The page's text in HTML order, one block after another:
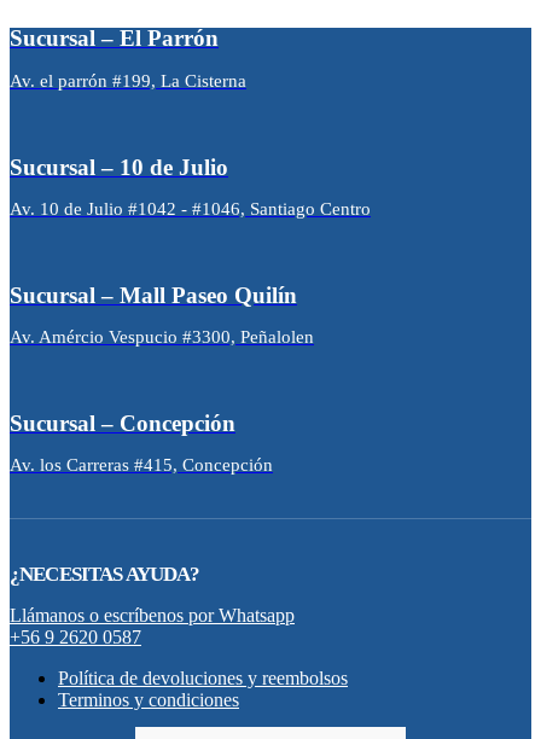
Sucursal – El Parrón
Av. el parrón #199, La Cisterna
Sucursal – 10 de Julio
Av. 10 de Julio #1042 - #1046, Santiago Centro
Sucursal – Mall Paseo Quilín
Av. Amércio Vespucio #3300, Peñalolen
Sucursal – Concepción
Av. los Carreras #415, Concepción
¿NECESITAS AYUDA?
Llámanos o escríbenos por Whatsapp
+56 9 2620 0587
Política de devoluciones y reembolsos
Terminos y condiciones